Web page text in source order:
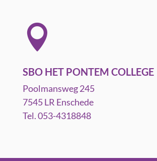

SBO HET PONTEM COLLEGE
Poolmansweg 245
7545 LR Enschede
Tel. 053-4318848